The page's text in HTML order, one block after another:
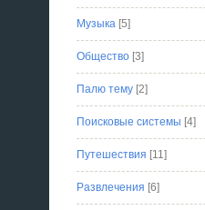
Музыка[5]
Общество[3]
Палю тему[2]
Поисковые системы [4]
Путешествия [11]
Развлечения [6]